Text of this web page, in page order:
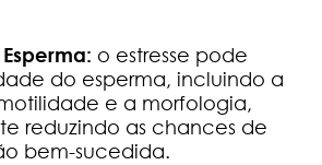
o estresse pode
do esperma, incluindo a
e a morfologia,
reduzindo as chances de
bem-sucedida.